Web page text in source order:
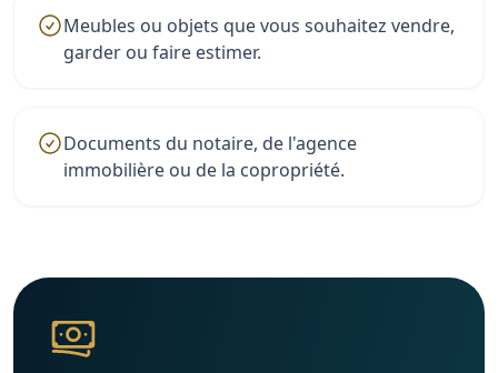
Meubles ou objets que vous souhaitez vendre,
garder ou faire estimer.
Documents du notaire, de l'agence
immobilière ou de la copropriété.